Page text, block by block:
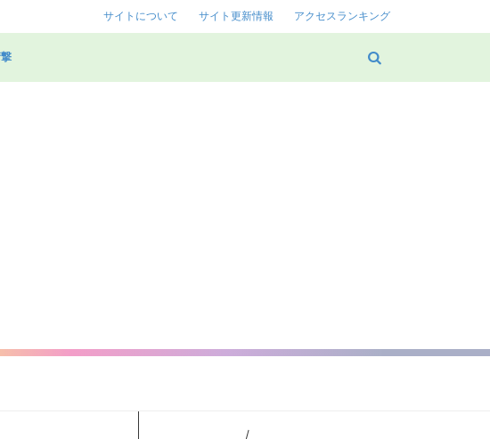
サイトについて サイト更新情報 アクセスランキング